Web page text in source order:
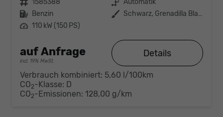
Fahrzeugnr. 1585388 Getriebe Automatik
Kraftstoff Benzin Außenfarbe
Schwarz, Grenadilla Black
Leistung 110 kW (150 PS)
auf Anfrage
incl. 19% MwSt.
Details
Verbrauch kombiniert: 5,60 l/100km
CO2-Klasse: D
CO2-Emissionen: 128,00 g/km